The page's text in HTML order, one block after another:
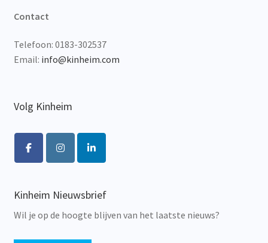
Contact
Telefoon: 0183-302537
Email: info@kinheim.com
Volg Kinheim
Kinheim Nieuwsbrief
Wil je op de hoogte blijven van het laatste nieuws?